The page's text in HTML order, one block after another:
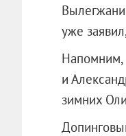
уже
Напомним,
и
зимних